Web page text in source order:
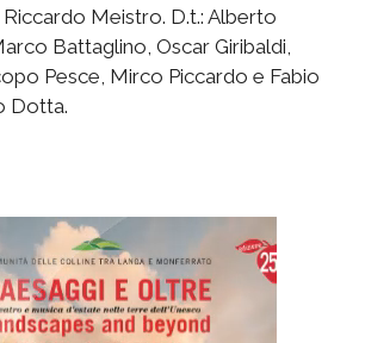
Meistro. D.t.: Alberto
Battaglino, Oscar Giribaldi,
Pesce, Mirco Piccardo e Fabio
Dotta.